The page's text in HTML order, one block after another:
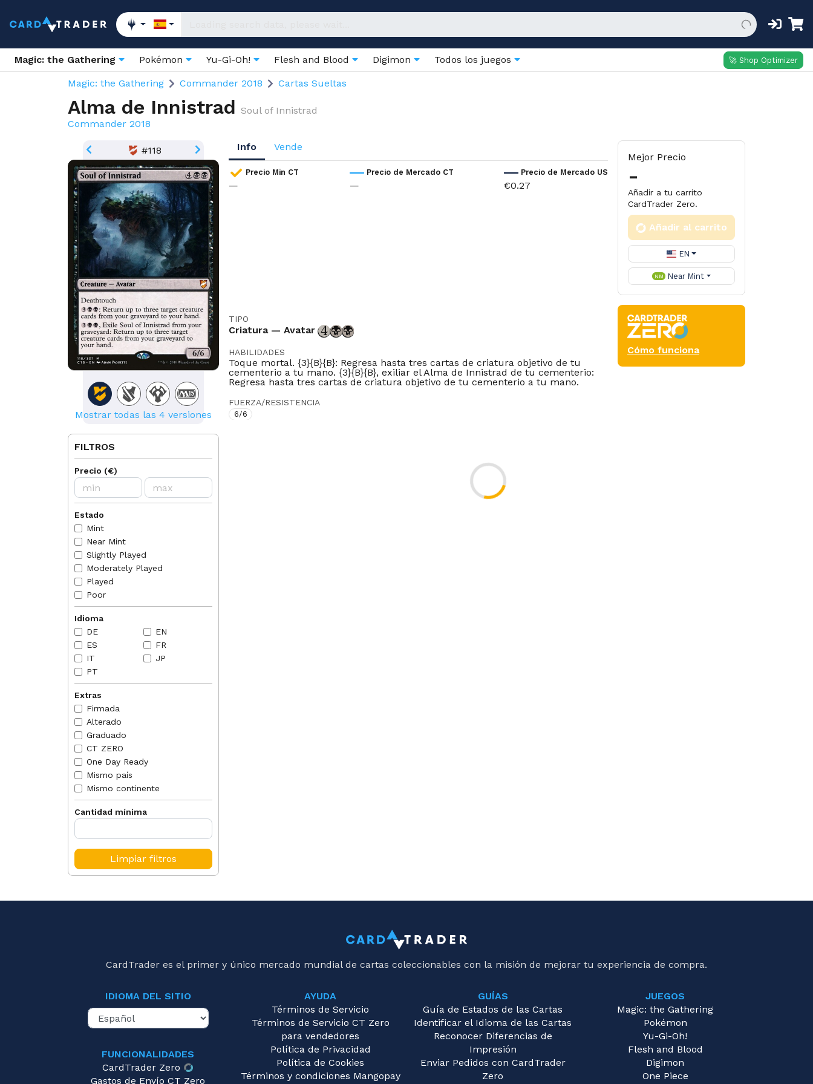
Magic: the Gathering Pokémon Yu-Gi-Oh! Flesh and Blood Digimon Todos los juegos 🚀 Shop Optimizer
Magic: the Gathering Commander 2018 Cartas Sueltas
Alma de Innistrad Soul of Innistrad
Commander 2018
#118
Mostrar todas las 4 versiones
Info Vende
Precio Min CT
—
Precio de Mercado CT
—
Precio de Mercado US
€0.27
TIPO
Criatura — Avatar
HABILIDADES
Toque mortal. {3}{B}{B}: Regresa hasta tres cartas de criatura objetivo de tu
cementerio a tu mano. {3}{B}{B}, exiliar el Alma de Innistrad de tu cementerio:
Regresa hasta tres cartas de criatura objetivo de tu cementerio a tu mano.
FUERZA/RESISTENCIA
6/6
Mejor Precio
-
Añadir a tu carrito
CardTrader Zero.
Añadir al carrito
EN
NM Near Mint
Cómo funciona
FILTROS
Precio (€)
Estado
Mint
Near Mint
Slightly Played
Moderately Played
Played
Poor
Idioma
DE
EN
ES
FR
IT
JP
PT
Extras
Firmada
Alterado
Graduado
CT ZERO
One Day Ready
Mismo país
Mismo continente
Cantidad mínima
Limpiar filtros
CardTrader es el primer y único mercado mundial de cartas coleccionables con la misión de mejorar tu experiencia de compra.
IDIOMA DEL SITIO
FUNCIONALIDADES
CardTrader Zero
Gastos de Envío CT Zero
AYUDA
Términos de Servicio
Términos de Servicio CT Zero
para vendedores
Política de Privacidad
Política de Cookies
Términos y condiciones Mangopay
GUÍAS
Guía de Estados de las Cartas
Identificar el Idioma de las Cartas
Reconocer Diferencias de
Impresión
Enviar Pedidos con CardTrader
Zero
JUEGOS
Magic: the Gathering
Pokémon
Yu-Gi-Oh!
Flesh and Blood
Digimon
One Piece